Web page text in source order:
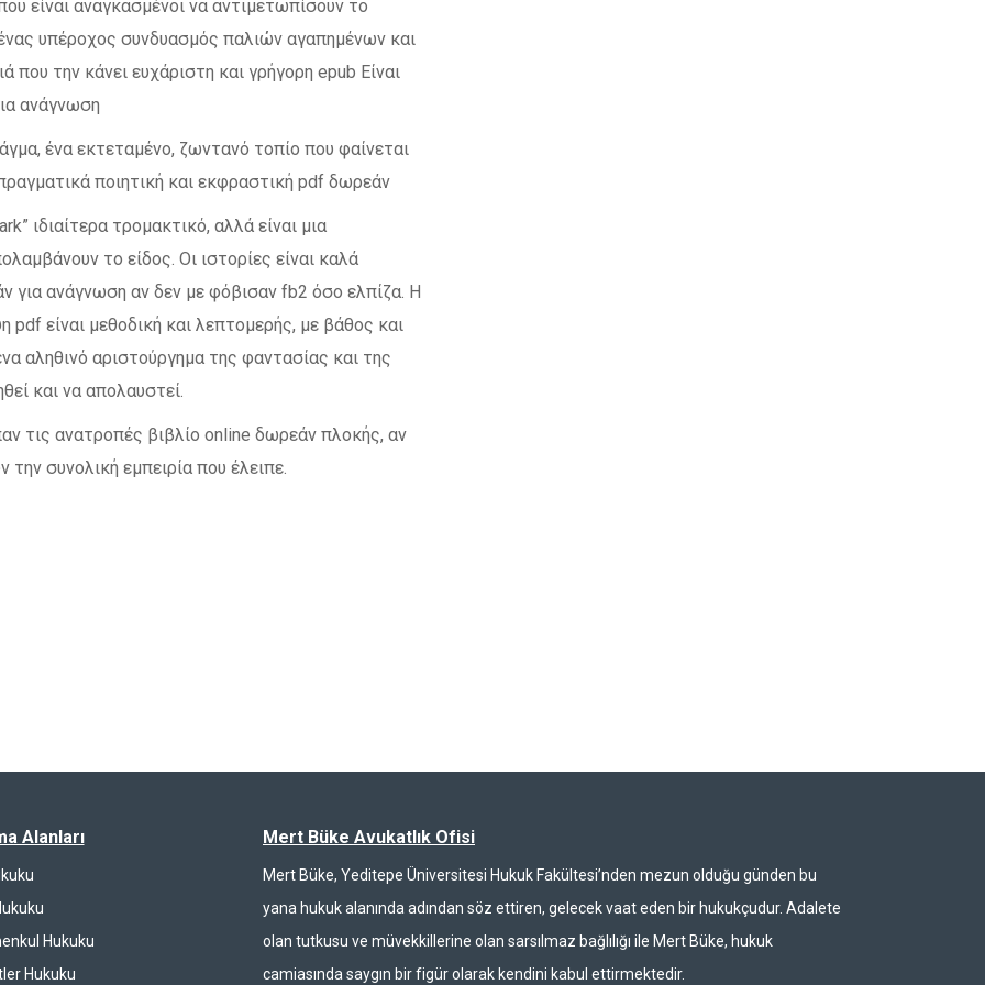
είναι αναγκασμένοι να αντιμετωπίσουν το
υπέροχος συνδυασμός παλιών αγαπημένων και
που την κάνει ευχάριστη και γρήγορη epub Είναι
ανάγνωση
ένα εκτεταμένο, ζωντανό τοπίο που φαίνεται
ποιητική και εκφραστική pdf δωρεάν
ιδιαίτερα τρομακτικό, αλλά είναι μια
το είδος. Οι ιστορίες είναι καλά
για ανάγνωση αν δεν με φόβισαν fb2 όσο ελπίζα. Η
είναι μεθοδική και λεπτομερής, με βάθος και
αληθινό αριστούργημα της φαντασίας και της
και να απολαυστεί.
τις ανατροπές βιβλίο online δωρεάν πλοκής, αν
συνολική εμπειρία που έλειπε.
Alanları
Hukuku
Hukuku
Mert Büke Avukatlık Ofisi
Mert Büke, Yeditepe Üniversitesi Hukuk Fakültesi’nden mezun olduğu günden bu
yana hukuk alanında adından söz ettiren, gelecek vaat eden bir hukukçudur. Adalete
olan tutkusu ve müvekkillerine olan sarsılmaz bağlılığı ile Mert Büke, hukuk
camiasında saygın bir figür olarak kendini kabul ettirmektedir.